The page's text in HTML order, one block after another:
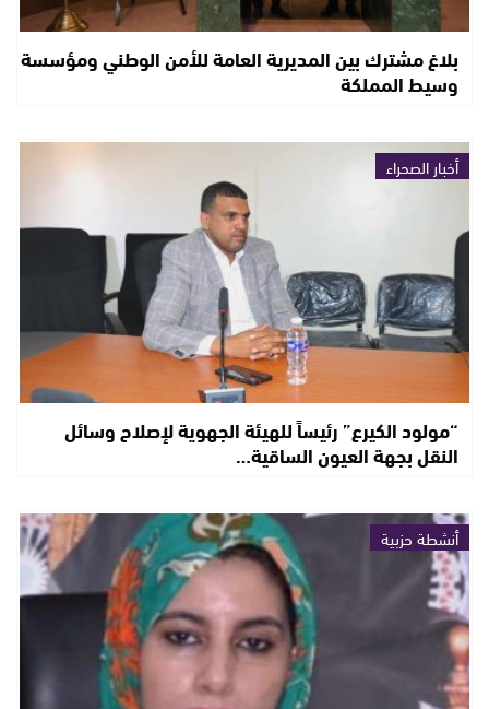
بلاغ مشترك بين المديرية العامة للأمن الوطني ومؤسسة
وسيط المملكة
أخبار الصحراء
“مولود الكيرع” رئيساً للهيئة الجهوية لإصلاح وسائل
النقل بجهة العيون الساقية…
أنشطة حزبية